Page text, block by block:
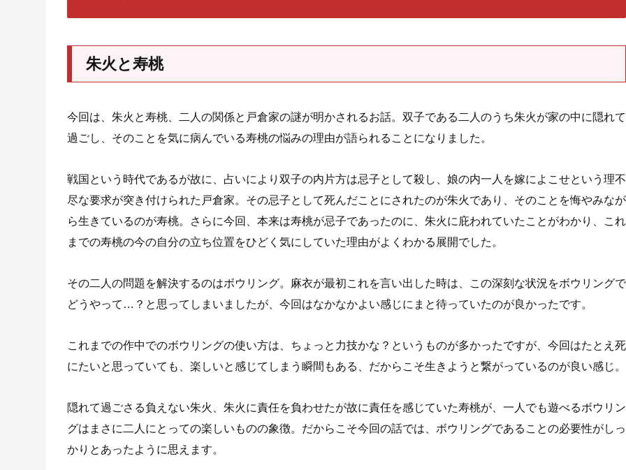
朱火と寿桃
今回は、朱火と寿桃、二人の関係と戸倉家の謎が明かされるお話。双子である二人のうち朱火が家の中に隠れて
過ごし、そのことを気に病んでいる寿桃の悩みの理由が語られることになりました。
戦国という時代であるが故に、占いにより双子の内片方は忌子として殺し、娘の内一人を嫁によこせという理不
尽な要求が突き付けられた戸倉家。その忌子として死んだことにされたのが朱火であり、そのことを悔やみなが
ら生きているのが寿桃。さらに今回、本来は寿桃が忌子であったのに、朱火に庇われていたことがわかり、これ
までの寿桃の今の自分の立ち位置をひどく気にしていた理由がよくわかる展開でした。
その二人の問題を解決するのはボウリング。麻衣が最初これを言い出した時は、この深刻な状況をボウリングで
どうやって…？と思ってしまいましたが、今回はなかなかよい感じにまと待っていたのが良かったです。
これまでの作中でのボウリングの使い方は、ちょっと力技かな？というものが多かったですが、今回はたとえ死
にたいと思っていても、楽しいと感じてしまう瞬間もある、だからこそ生きようと繋がっているのが良い感じ。
隠れて過ごさる負えない朱火、朱火に責任を負わせたが故に責任を感じていた寿桃が、一人でも遊べるボウリン
グはまさに二人にとっての楽しいものの象徴。だからこそ今回の話では、ボウリングであることの必要性がしっ
かりとあったように思えます。